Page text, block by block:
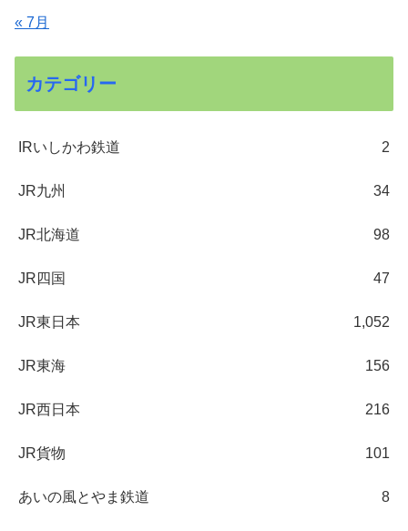
« 7月
カテゴリー
IRいしかわ鉄道 2
JR九州 34
JR北海道 98
JR四国 47
JR東日本 1,052
JR東海 156
JR西日本 216
JR貨物 101
あいの風とやま鉄道 8